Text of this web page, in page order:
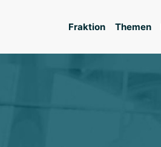
Fraktion Themen